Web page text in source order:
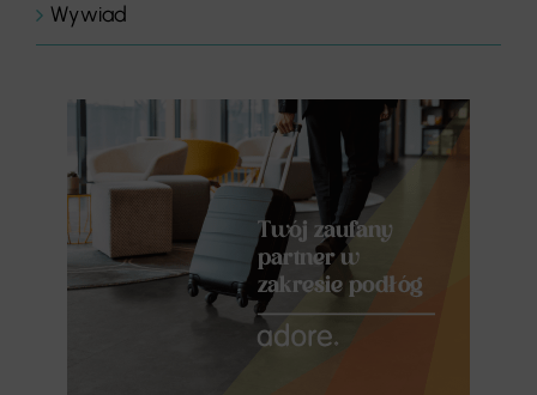
Wywiad